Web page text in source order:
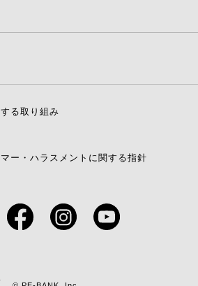
る取り組み
ー・ハラスメントに関する指針